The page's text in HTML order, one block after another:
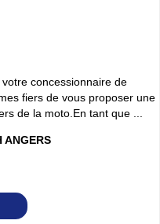
concessionnaire de
fiers de vous proposer une
de la moto.En tant que ...
ANGERS